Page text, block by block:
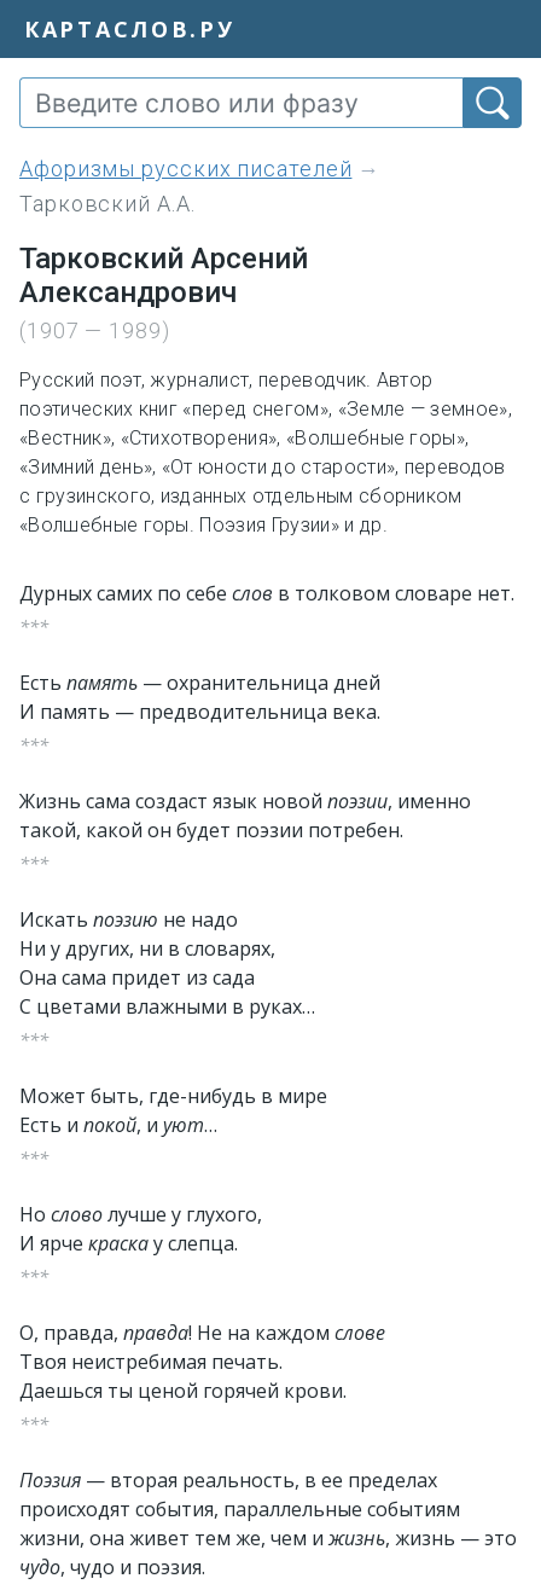
КАРТАСЛОВ.РУ
Афоризмы русских писателей
Тарковский А.А.
Тарковский Арсений
Александрович
(1907 — 1989)
Русский поэт, журналист, переводчик. Автор
поэтических книг «перед снегом», «Земле — земное»,
«Вестник», «Стихотворения», «Волшебные горы»,
«Зимний день», «От юности до старости», переводов
с грузинского, изданных отдельным сборником
«Волшебные горы. Поэзия Грузии» и др.
Дурных самих по себе слов в толковом словаре нет.
***
Есть память — охранительница дней
И память — предводительница века.
***
Жизнь сама создаст язык новой поэзии, именно
такой, какой он будет поэзии потребен.
***
Искать поэзию не надо
Ни у других, ни в словарях,
Она сама придет из сада
С цветами влажными в руках…
***
Может быть, где-нибудь в мире
Есть и покой, и уют…
***
Но словолучше у глухого,
И ярче краскау слепца.
***
О, правда, правда! Не на каждом слове
Твоя неистребимая печать.
Даешься ты ценой горячей крови.
***
Поэзия — вторая реальность, в ее пределах
происходят события, параллельные событиям
жизни, она живет тем же, чем ижизнь, жизнь — это
чудо, чудо и поэзия.